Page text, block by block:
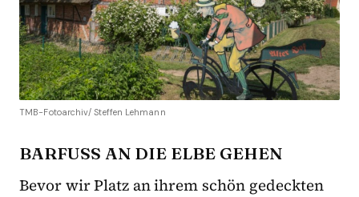
TMB-Fotoarchiv/ Steffen Lehmann
BARFUSS AN DIE ELBE GEHEN
Bevor wir Platz an ihrem schön gedeckten